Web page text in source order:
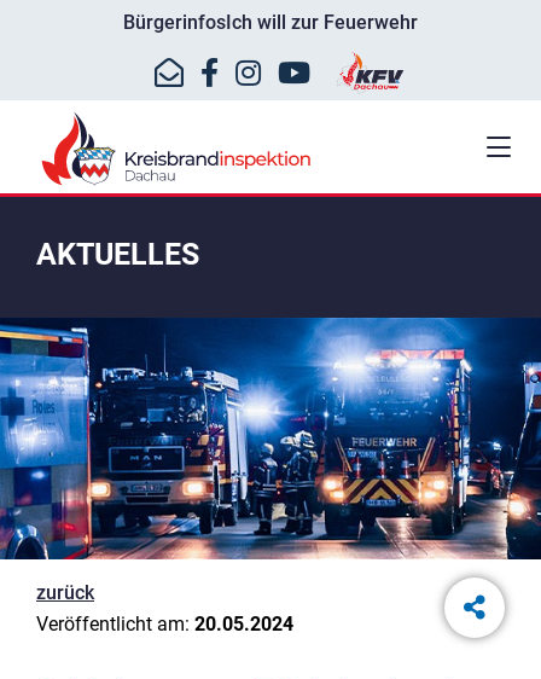
BürgerinfosIch will zur Feuerwehr
AKTUELLES
zurück
Veröffentlicht am: 20.05.2024